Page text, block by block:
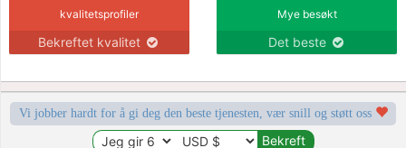
kvalitetsprofiler
Bekreftet kvalitet
Mye besøkt
Det beste
Vi jobber hardt for å gi deg den beste tjenesten, vær snill og støtt oss